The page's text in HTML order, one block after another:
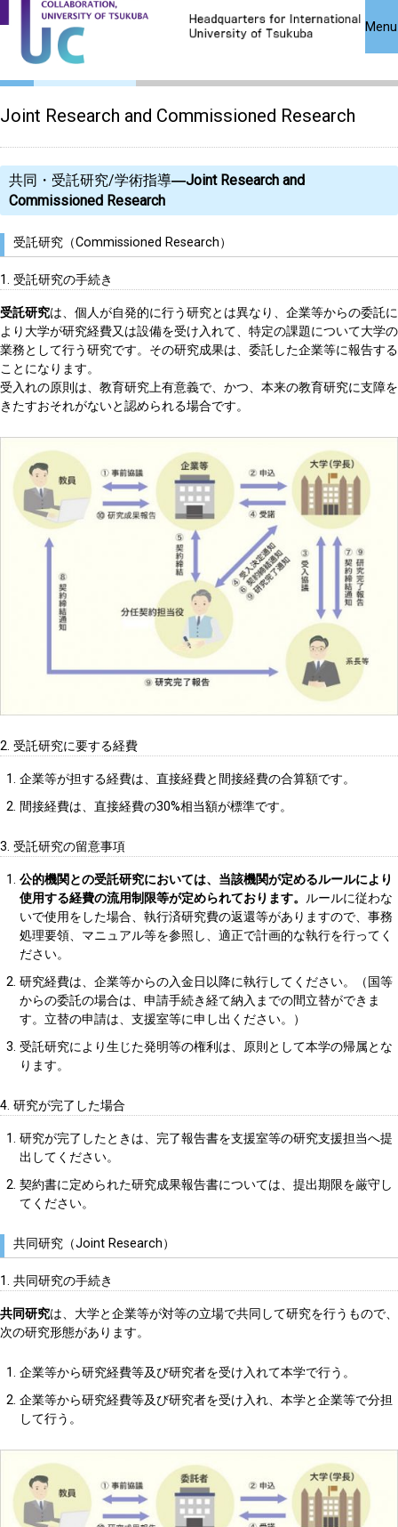
Menu
Close
About
Organization
Projects
Joint
Research
Access Contact Japanese
Joint Research and Commissioned Research
共同・受託研究/学術指導―Joint Research and
Commissioned Research
受託研究（Commissioned Research）
1. 受託研究の手続き
受託研究は、個人が自発的に行う研究とは異なり、企業等からの委託に
より大学が研究経費又は設備を受け入れて、特定の課題について大学の
業務として行う研究です。その研究成果は、委託した企業等に報告する
ことになります。
受入れの原則は、教育研究上有意義で、かつ、本来の教育研究に支障を
きたすおそれがないと認められる場合です。
2. 受託研究に要する経費
企業等が担する経費は、直接経費と間接経費の合算額です。
間接経費は、直接経費の30%相当額が標準です。
3. 受託研究の留意事項
公的機関との受託研究においては、当該機関が定めるルールにより
使用する経費の流用制限等が定められております。 ルールに従わな
いで使用をした場合、執行済研究費の返還等がありますので、事務
処理要領、マニュアル等を参照し、適正で計画的な執行を行ってく
ださい。
研究経費は、企業等からの入金日以降に執行してください。（国等
からの委託の場合は、申請手続き経て納入までの間立替ができま
す。立替の申請は、支援室等に申し出ください。）
受託研究により生じた発明等の権利は、原則として本学の帰属とな
ります。
4. 研究が完了した場合
研究が完了したときは、完了報告書を支援室等の研究支援担当へ提
出してください。
契約書に定められた研究成果報告書については、提出期限を厳守し
てください。
共同研究（Joint Research）
1. 共同研究の手続き
共同研究は、大学と企業等が対等の立場で共同して研究を行うもので、
次の研究形態があります。
企業等から研究経費等及び研究者を受け入れて本学で行う。
企業等から研究経費等及び研究者を受け入れ、本学と企業等で分担
して行う。